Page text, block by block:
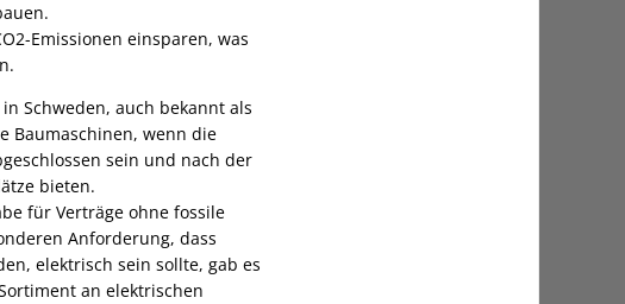
Emissionen einsparen, was
Schweden, auch bekannt als
Baumaschinen, wenn die
sein und nach der
bieten.
für Verträge ohne fossile
Anforderung, dass
elektrisch sein sollte, gab es
an elektrischen